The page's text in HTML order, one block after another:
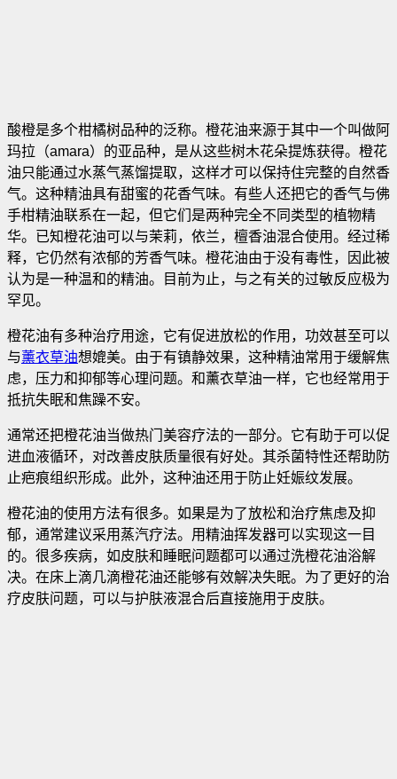
酸橙是多个柑橘树品种的泛称。橙花油来源于其中一个叫做阿
玛拉（amara）的亚品种，是从这些树木花朵提炼获得。橙花
油只能通过水蒸气蒸馏提取，这样才可以保持住完整的自然香
气。这种精油具有甜蜜的花香气味。有些人还把它的香气与佛
手柑精油联系在一起，但它们是两种完全不同类型的植物精
华。已知橙花油可以与茉莉，依兰，檀香油混合使用。经过稀
释，它仍然有浓郁的芳香气味。橙花油由于没有毒性，因此被
认为是一种温和的精油。目前为止，与之有关的过敏反应极为
罕见。
橙花油有多种治疗用途，它有促进放松的作用，功效甚至可以
与薰衣草油想媲美。由于有镇静效果，这种精油常用于缓解焦
虑，压力和抑郁等心理问题。和薰衣草油一样，它也经常用于
抵抗失眠和焦躁不安。
通常还把橙花油当做热门美容疗法的一部分。它有助于可以促
进血液循环，对改善皮肤质量很有好处。其杀菌特性还帮助防
止疤痕组织形成。此外，这种油还用于防止妊娠纹发展。
橙花油的使用方法有很多。如果是为了放松和治疗焦虑及抑
郁，通常建议采用蒸汽疗法。用精油挥发器可以实现这一目
的。很多疾病，如皮肤和睡眠问题都可以通过洗橙花油浴解
决。在床上滴几滴橙花油还能够有效解决失眠。为了更好的治
疗皮肤问题，可以与护肤液混合后直接施用于皮肤。